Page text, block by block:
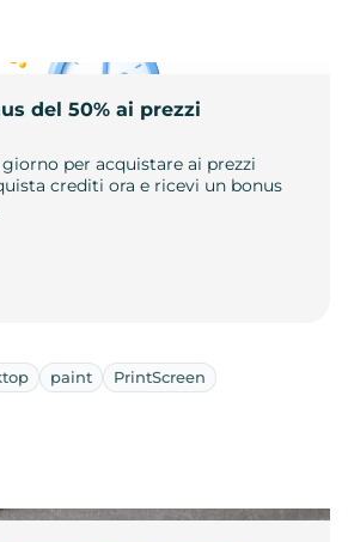
del 50% ai prezzi
giorno per acquistare ai prezzi
crediti ora e ricevi un bonus
paint PrintScreen